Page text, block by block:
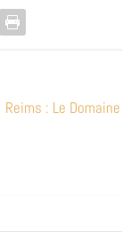
Reims : Le